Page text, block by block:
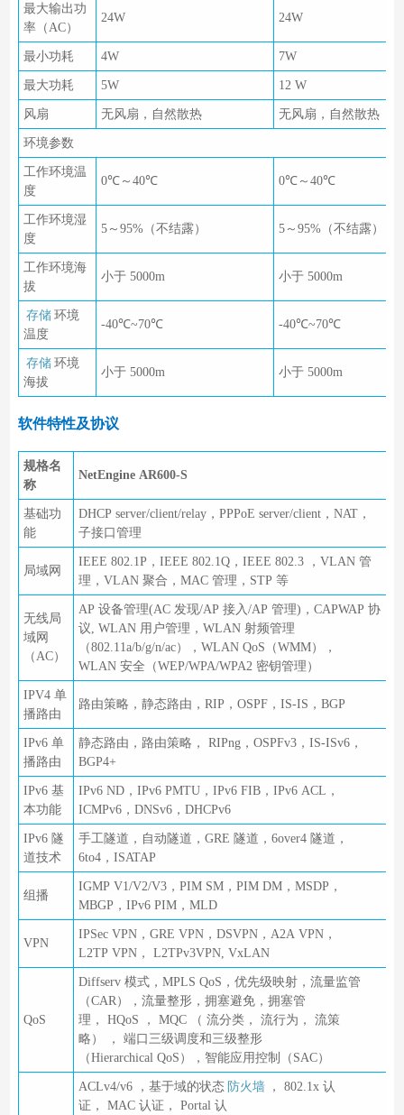
最大输出功
率（AC）
24W 24W
最小功耗 4W 7W
最大功耗 5W 12 W
风扇 无风扇，自然散热 无风扇，自然散热
环境参数
工作环境温
度
0℃～40℃ 0℃～40℃
工作环境湿
度
5～95%（不结露） 5～95%（不结露）
工作环境海
拔
小于 5000m 小于 5000m
存储 环境
温度
-40℃~70℃ -40℃~70℃
存储 环境
海拔
小于 5000m 小于 5000m
软件特性及协议
规格名
称
NetEngine AR600-S
基础功
能
DHCP server/client/relay，PPPoE server/client，NAT，
子接口管理
局域网
IEEE 802.1P，IEEE 802.1Q，IEEE 802.3 ，VLAN 管
理，VLAN 聚合，MAC 管理，STP 等
无线局
域网
（AC）
AP 设备管理(AC 发现/AP 接入/AP 管理)，CAPWAP 协
议, WLAN 用户管理，WLAN 射频管理
（802.11a/b/g/n/ac），WLAN QoS（WMM），
WLAN 安全（WEP/WPA/WPA2 密钥管理）
IPV4 单
播路由
路由策略，静态路由，RIP，OSPF，IS-IS，BGP
IPv6 单
播路由
静态路由，路由策略， RIPng，OSPFv3，IS-ISv6，
BGP4+
IPv6 基
本功能
IPv6 ND，IPv6 PMTU，IPv6 FIB，IPv6 ACL，
ICMPv6，DNSv6，DHCPv6
IPv6 隧
道技术
手工隧道，自动隧道，GRE 隧道，6over4 隧道，
6to4，ISATAP
组播
IGMP V1/V2/V3，PIM SM，PIM DM，MSDP，
MBGP，IPv6 PIM，MLD
VPN
IPSec VPN，GRE VPN，DSVPN，A2A VPN，
L2TP VPN， L2TPv3VPN, VxLAN
QoS
Diffserv 模式，MPLS QoS，优先级映射，流量监管
（CAR），流量整形，拥塞避免，拥塞管
理， HQoS ， MQC （ 流分类， 流行为， 流策
略） ， 端口三级调度和三级整形
（Hierarchical QoS），智能应用控制（SAC）
ACLv4/v6 ，基于域的状态 防火墙
， 802.1x 认
证， MAC 认证， Portal 认